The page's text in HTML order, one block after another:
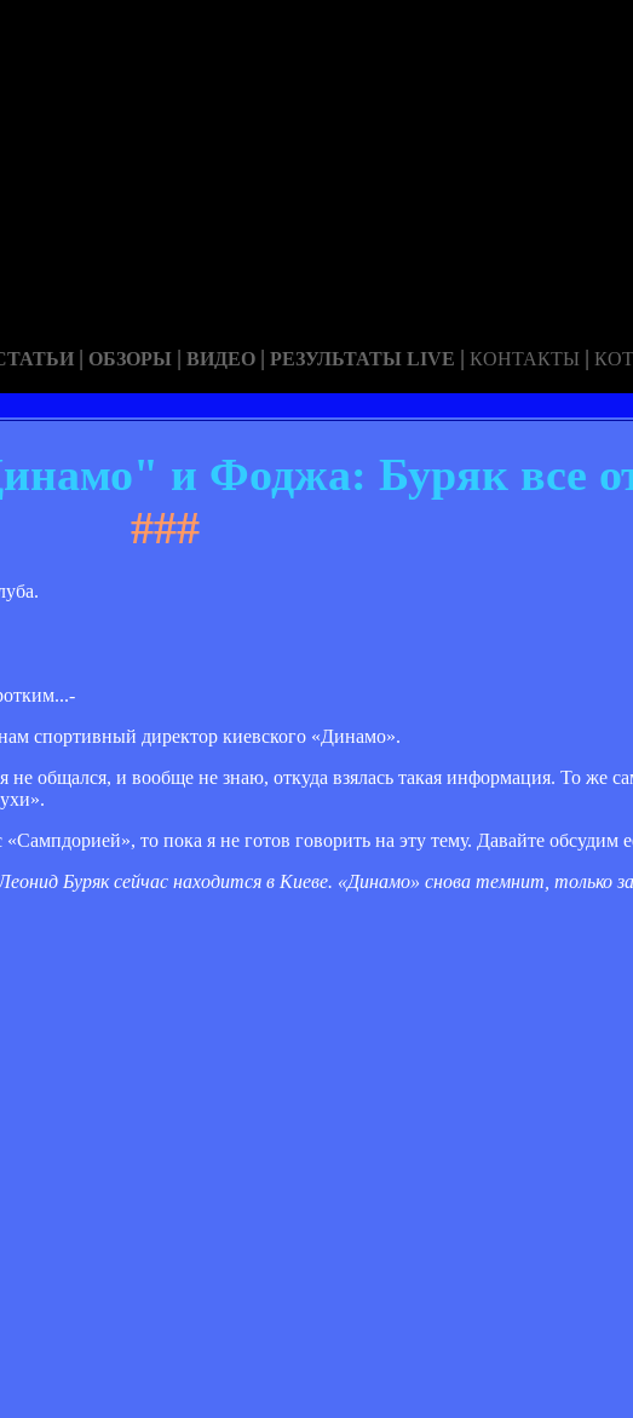
| ОБЗОРЫ | ВИДЕО | РЕЗУЛЬТАТЫ LIVE | КОНТАКТЫ |
и Фоджа: Буряк все
###
спортивный директор киевского «Динамо».
не общался, и вообще не знаю, откуда взялась такая информация. То же
то пока я не готов говорить на эту тему. Давайте обсудим
Буряк сейчас находится в Киеве. «Динамо» снова темнит, только